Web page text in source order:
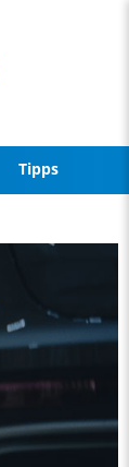
Tipps